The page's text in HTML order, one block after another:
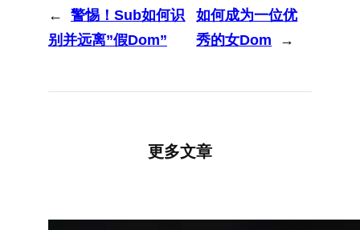
←
警惕！Sub如何识
别并远离”假Dom”
如何成为一位优
秀的女Dom
→
更多文章